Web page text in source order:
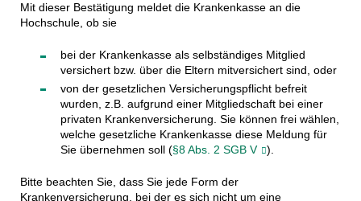
Mit dieser Bestätigung meldet die Krankenkasse an die
Hochschule, ob sie
bei der Krankenkasse als selbständiges Mitglied
versichert bzw. über die Eltern mitversichert sind, oder
von der gesetzlichen Versicherungspflicht befreit
wurden, z.B. aufgrund einer Mitgliedschaft bei einer
privaten Krankenversicherung. Sie können frei wählen,
welche gesetzliche Krankenkasse diese Meldung für
Sie übernehmen soll (§8 Abs. 2 SGB V ).
Bitte beachten Sie, dass Sie jede Form der
Krankenversicherung, bei der es sich nicht um eine